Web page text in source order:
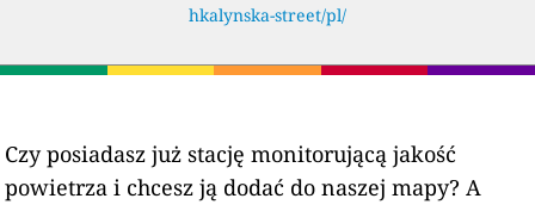
hkalynska-street/pl/
Czy posiadasz już stację monitorującą jakość
powietrza i chcesz ją dodać do naszej mapy? A